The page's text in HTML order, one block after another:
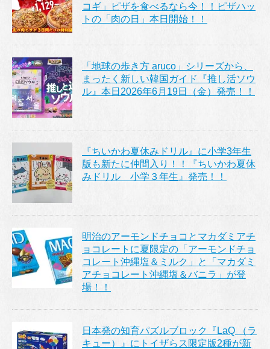
コギ」ピザを食べるなら今！！ピザハッ
トの「肉の日」本日開始！！
「地球の歩き方 aruco」シリーズから、
まったく新しい韓国ガイド『推し活ソウ
ル』本日2026年6月19日（金）発売！！
『ちいかわ夏休みドリル』に小学3年生
版も新たに仲間入り！！『ちいかわ夏休
みドリル 小学３年生』発売！！
明治のアーモンドチョコとマカダミアチ
ョコレートに夏限定の「アーモンドチョ
コレート沖縄塩＆ミルク」と「マカダミ
アチョコレート沖縄塩＆バニラ」が登
場！！
日本発の知育パズルブロック『LaQ （ラ
キュー）』にトイザらス限定版2種が新